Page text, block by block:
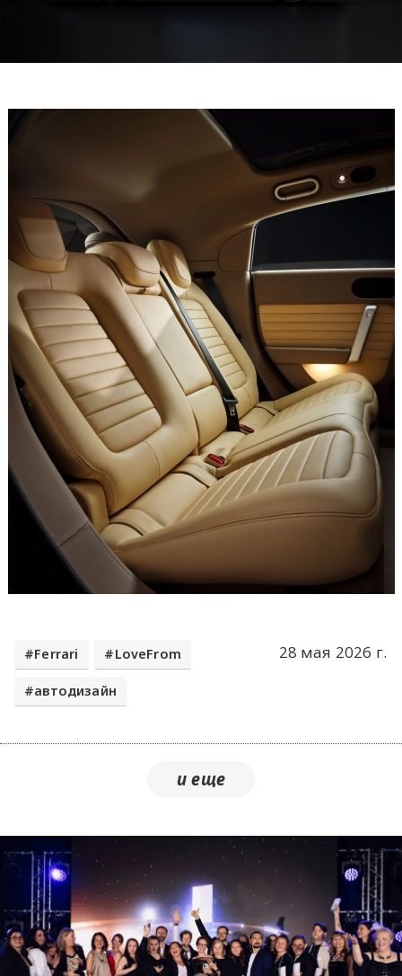
28 мая 2026 г.
Ferrari LoveFrom
автодизайн